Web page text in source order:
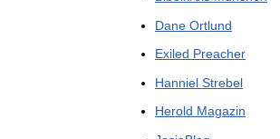
Dane Ortlund
Exiled Preacher
Hanniel Strebel
Herold Magazin